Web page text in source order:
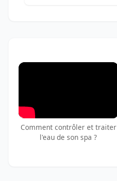
Comment contrôler et traiter
l'eau de son spa ?